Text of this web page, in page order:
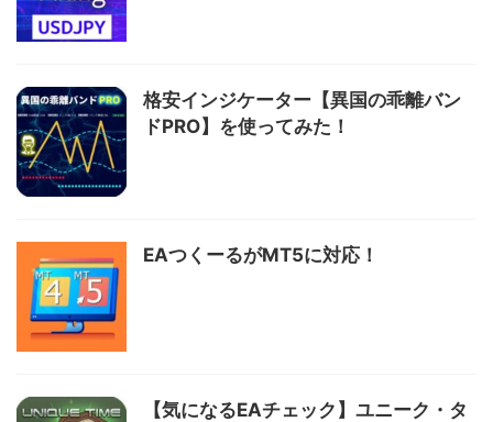
格安インジケーター【異国の乖離バン
ドPRO】を使ってみた！
EAつくーるがMT5に対応！
【気になるEAチェック】ユニーク・タ